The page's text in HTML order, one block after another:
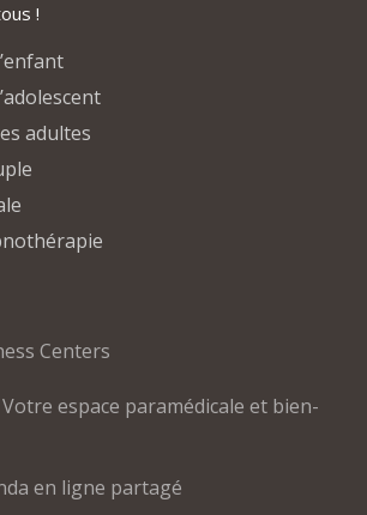
!
adultes
Centers
espace paramédicale et bien-
en ligne partagé